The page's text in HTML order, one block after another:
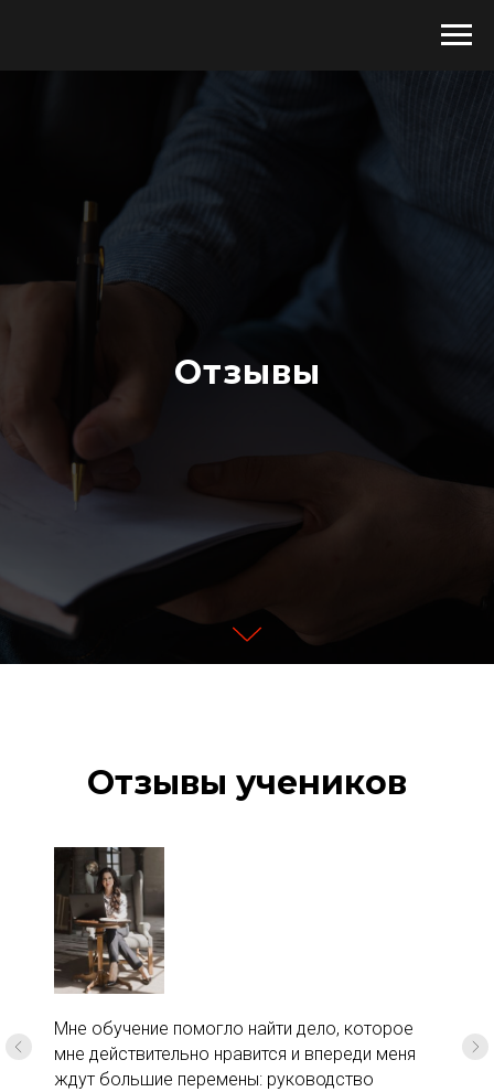
Отзывы
Отзывы учеников
Мне обучение помогло найти дело, которое
мне действительно нравится и впереди меня
ждут большие перемены: руководство